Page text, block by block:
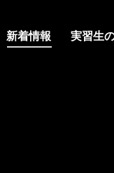
新着情報 実習生